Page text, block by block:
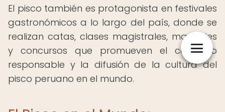
El pisco también es protagonista en festivales
gastronómicos a lo largo del país, donde se
realizan catas, clases magistrales, maridajes
y concursos que promueven el consumo
responsable y la difusión de la cultura del
pisco peruano en el mundo.